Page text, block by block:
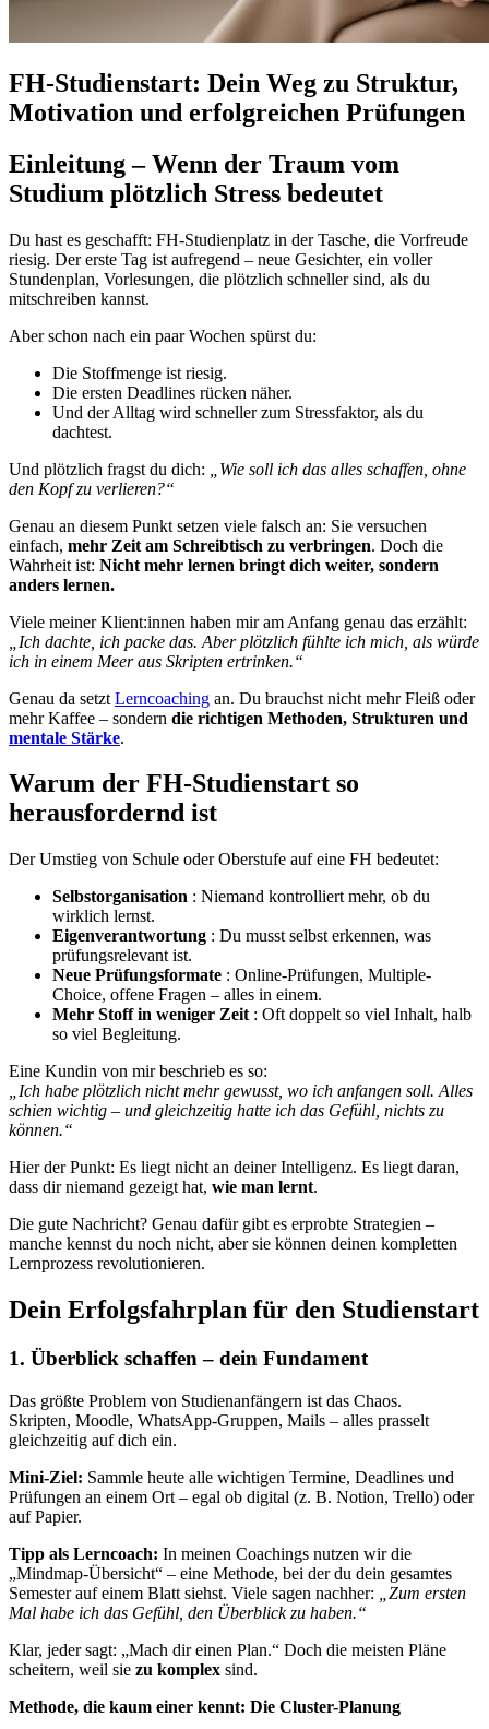
FH-Studienstart: Dein Weg zu Struktur,
Motivation und erfolgreichen Prüfungen
Einleitung – Wenn der Traum vom
Studium plötzlich Stress bedeutet
Du hast es geschafft: FH-Studienplatz in der Tasche, die Vorfreude
riesig. Der erste Tag ist aufregend – neue Gesichter, ein voller
Stundenplan, Vorlesungen, die plötzlich schneller sind, als du
mitschreiben kannst.
Aber schon nach ein paar Wochen spürst du:
Die Stoffmenge ist riesig.
Die ersten Deadlines rücken näher.
Und der Alltag wird schneller zum Stressfaktor, als du
dachtest.
Und plötzlich fragst du dich:
„Wie soll ich das alles schaffen, ohne
den Kopf zu verlieren?“
Genau an diesem Punkt setzen viele falsch an: Sie versuchen
einfach, mehr Zeit am Schreibtisch zu verbringen. Doch die
Wahrheit ist: Nicht mehr lernen bringt dich weiter, sondern
anders lernen.
Viele meiner Klient:innen haben mir am Anfang genau das erzählt:
„Ich dachte, ich packe das. Aber plötzlich fühlte ich mich, als würde
ich in einem Meer aus Skripten ertrinken.“
Genau da setzt Lerncoaching an. Du brauchst nicht mehr Fleiß oder
mehr Kaffee – sondern die richtigen Methoden, Strukturen und
mentale Stärke.
Warum der FH-Studienstart so
herausfordernd ist
Der Umstieg von Schule oder Oberstufe auf eine FH bedeutet:
Selbstorganisation : Niemand kontrolliert mehr, ob du
wirklich lernst.
Eigenverantwortung : Du musst selbst erkennen, was
prüfungsrelevant ist.
Neue Prüfungsformate : Online-Prüfungen, Multiple-
Choice, offene Fragen – alles in einem.
Mehr Stoff in weniger Zeit : Oft doppelt so viel Inhalt, halb
so viel Begleitung.
Eine Kundin von mir beschrieb es so:
„Ich habe plötzlich nicht mehr gewusst, wo ich anfangen soll. Alles
schien wichtig – und gleichzeitig hatte ich das Gefühl, nichts zu
können.“
Hier der Punkt: Es liegt nicht an deiner Intelligenz. Es liegt daran,
dass dir niemand gezeigt hat, wie man lernt.
Die gute Nachricht? Genau dafür gibt es erprobte Strategien –
manche kennst du noch nicht, aber sie können deinen kompletten
Lernprozess revolutionieren.
Dein Erfolgsfahrplan für den Studienstart
1. Überblick schaffen – dein Fundament
Das größte Problem von Studienanfängern ist das Chaos.
Skripten, Moodle, WhatsApp-Gruppen, Mails – alles prasselt
gleichzeitig auf dich ein.
Mini-Ziel: Sammle heute alle wichtigen Termine, Deadlines und
Prüfungen an einem Ort – egal ob digital (z. B. Notion, Trello) oder
auf Papier.
Tipp als Lerncoach: In meinen Coachings nutzen wir die
„Mindmap-Übersicht“ – eine Methode, bei der du dein gesamtes
Semester auf einem Blatt siehst. Viele sagen nachher:
„Zum ersten
Mal habe ich das Gefühl, den Überblick zu haben.“
Klar, jeder sagt: „Mach dir einen Plan.“ Doch die meisten Pläne
scheitern, weil sie zu komplex sind.
Methode, die kaum einer kennt: Die Cluster-Planung